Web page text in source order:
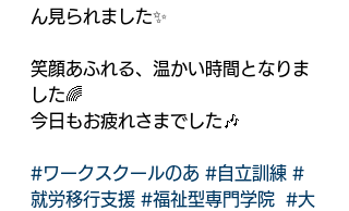
ん見られました✨
笑顔あふれる、温かい時間となりま
した🌈
今日もお疲れさまでした🎶
#ワークスクールのあ #自立訓練 #
就労移行支援 #福祉型専門学院
#大